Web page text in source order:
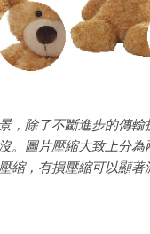
，除了不斷進步的傳輸
。圖片壓縮大致上分為
縮，有損壓縮可以顯著
。無損壓縮則是透過特